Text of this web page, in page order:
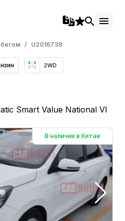
/ U2016739
2WD
Smart Value National VI
В наличии в Китае